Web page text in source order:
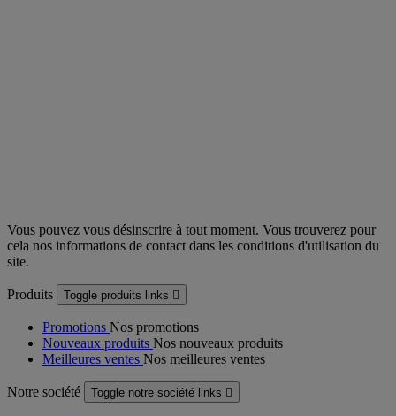
Vous pouvez vous désinscrire à tout moment. Vous trouverez pour
cela nos informations de contact dans les conditions d'utilisation du
site.
Produits Toggle produits links 
Promotions Nos promotions
Nouveaux produits Nos nouveaux produits
Meilleures ventes Nos meilleures ventes
Notre société Toggle notre société links 